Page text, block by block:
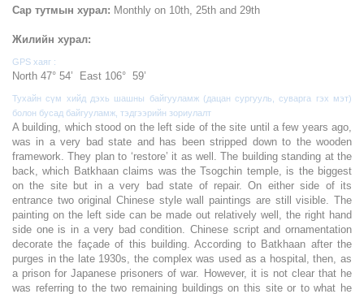
Сар тутмын хурал: Monthly on 10th, 25th and 29th
Жилийн хурал:
GPS хаяг :
North 47° 54’ East 106° 59’
Тухайн сүм хийд дэхь шашны байгууламж (дацан сургууль, суварга гэх мэт)
болон бусад байгууламж, тэдгээрийн зориулалт
A building, which stood on the left side of the site until a few years ago,
was in a very bad state and has been stripped down to the wooden
framework. They plan to ‘restore’ it as well. The building standing at the
back, which Batkhaan claims was the Tsogchin temple, is the biggest
on the site but in a very bad state of repair. On either side of its
entrance two original Chinese style wall paintings are still visible. The
painting on the left side can be made out relatively well, the right hand
side one is in a very bad condition. Chinese script and ornamentation
decorate the façade of this building. According to Batkhaan after the
purges in the late 1930s, the complex was used as a hospital, then, as
a prison for Japanese prisoners of war. However, it is not clear that he
was referring to the two remaining buildings on this site or to what he